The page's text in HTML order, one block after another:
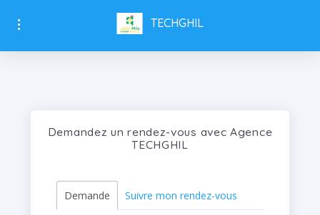
TECHGHIL
Demandez un rendez-vous avec Agence
TECHGHIL
Demande Suivre mon rendez-vous